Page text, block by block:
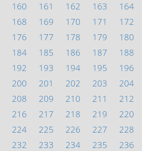
160 161 162 163
164
168 169 170 171
172
176 177 178 179
180
184 185 186 187
188
192 193 194 195
196
200 201 202 203
204
208 209 210 211
212
216 217 218 219
220
224 225 226 227
228
232 233 234 235
236